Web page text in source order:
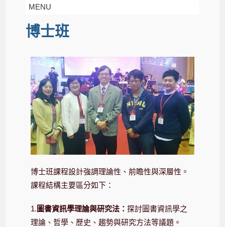
MENU
博士班
博士班課程設計強調理論性、前瞻性與深層性。
課程結構主要區分如下：
1. 圖書資訊學理論與研究法：探討圖書資訊學之
理論、哲學、歷史、趨勢與研究方法等議題。